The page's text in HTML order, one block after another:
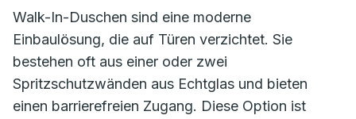
Walk-In-Duschen sind eine moderne
Einbaulösung, die auf Türen verzichtet. Sie
bestehen oft aus einer oder zwei
Spritzschutzwänden aus Echtglas und bieten
einen barrierefreien Zugang. Diese Option ist